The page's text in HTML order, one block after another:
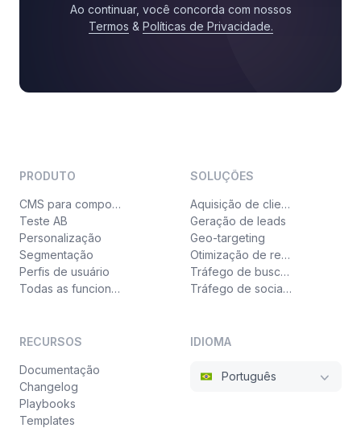
Ao continuar, você concorda com nossos
Termos & Políticas de Privacidade.
PRODUTO
CMS para componentes
Teste AB
Personalização
Segmentação
Perfis de usuário
Todas as funcionalidades
SOLUÇÕES
Aquisição de clientes
Geração de leads
Geo-targeting
Otimização de receita
Tráfego de busca paga
Tráfego de social ads
RECURSOS
Documentação
Changelog
Playbooks
Templates
IDIOMA
Português